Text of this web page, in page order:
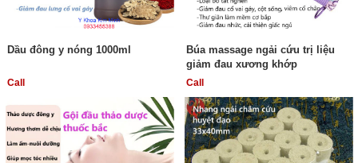
Dầu đông y nóng 1000ml
Call
Búa massage ngải cứu trị liệu
giảm đau xương khớp
Call